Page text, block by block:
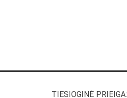
TIESIOGINĖ PRIEIGA: